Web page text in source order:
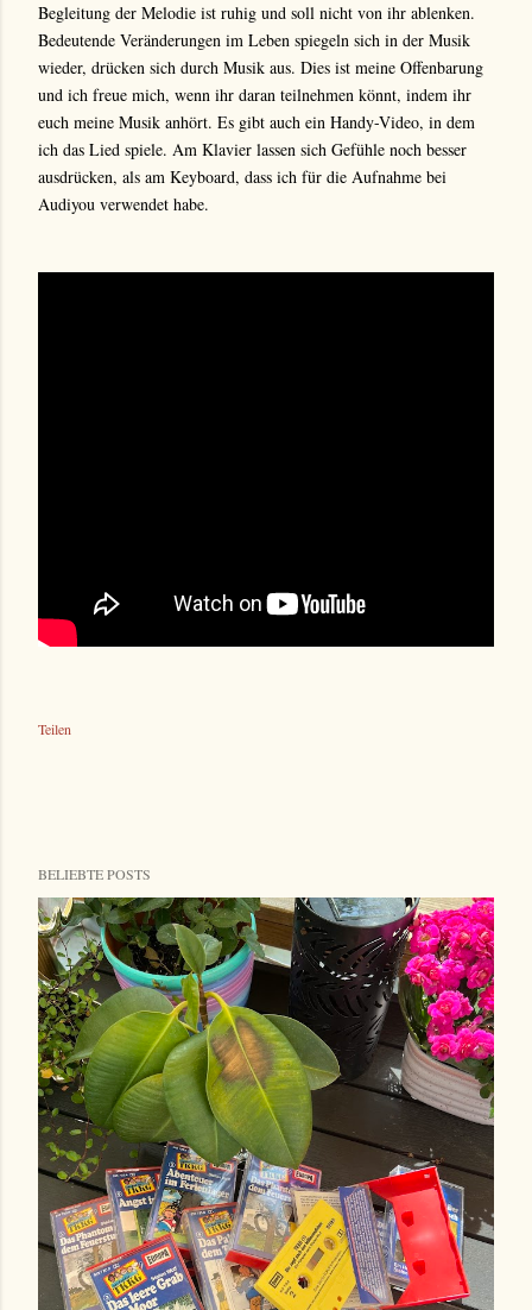
Begleitung der Melodie ist ruhig und soll nicht von ihr ablenken.
Bedeutende Veränderungen im Leben spiegeln sich in der Musik
wieder, drücken sich durch Musik aus. Dies ist meine Offenbarung
und ich freue mich, wenn ihr daran teilnehmen könnt, indem ihr
euch meine Musik anhört. Es gibt auch ein Handy-Video, in dem
ich das Lied spiele. Am Klavier lassen sich Gefühle noch besser
ausdrücken, als am Keyboard, dass ich für die Aufnahme bei
Audiyou verwendet habe.
Teilen
BELIEBTE POSTS